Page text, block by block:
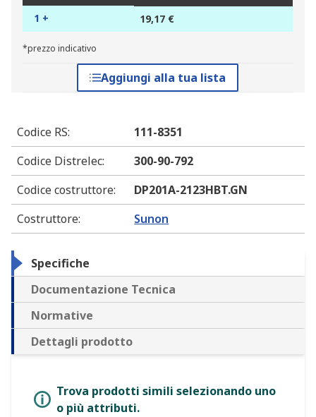
1 + 19,17 €
*prezzo indicativo
Aggiungi alla tua lista
Codice RS:
111-8351
Codice Distrelec:
300-90-792
Codice costruttore:
DP201A-2123HBT.GN
Costruttore: Sunon
Specifiche
Documentazione Tecnica
Normative
Dettagli prodotto
Trova prodotti simili selezionando uno
o più attributi.